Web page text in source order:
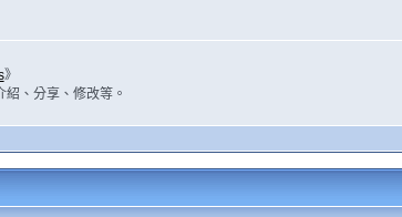
》
、分享、修改等。